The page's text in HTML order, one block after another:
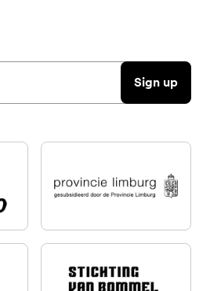
Sign up